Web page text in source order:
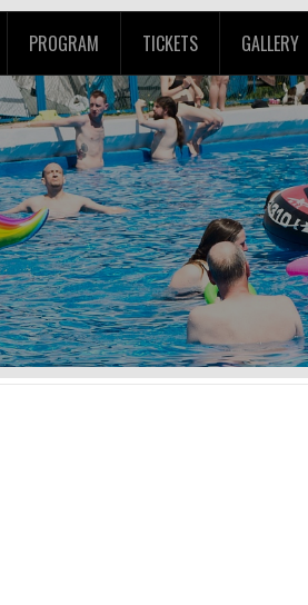
PROGRAM TICKETS GALLERY